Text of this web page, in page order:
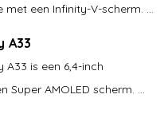
een Infinity-V-scherm. ...
A33
A33 is een 6,4-inch
AMOLED scherm. ...